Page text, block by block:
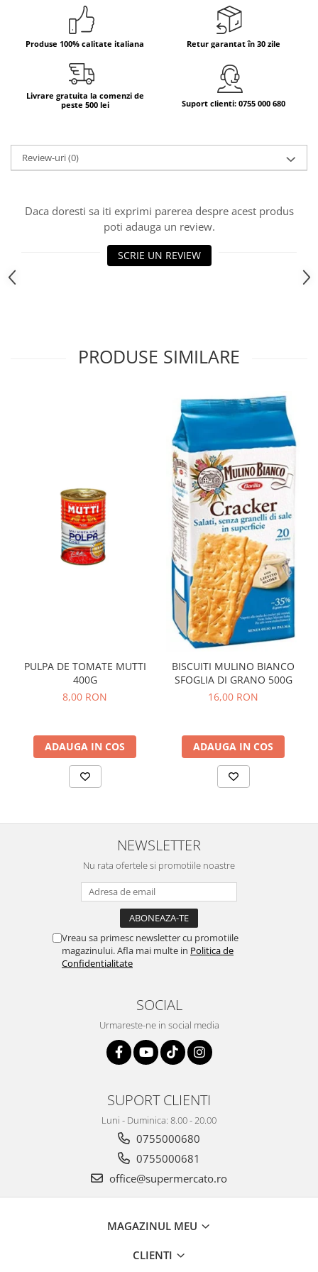
Bere italiana
Vinuri italiene
Sucuri si bauturi racoritoare
Pandoro si Balocco
Produse fara gluten
Produse de patiserie
Produse 100% calitate italiana Retur garantat în 30 zile
Livrare gratuita la comenzi de
peste 500 lei
Suport clienti: 0755 000 680
Review-uri(0)
Daca doresti sa iti exprimi parerea despre acest produs
poti adauga un review.
SCRIE UN REVIEW
PRODUSE SIMILARE
PULPA DE TOMATE MUTTI
400G
8,00 RON
ADAUGA IN COS
BISCUITI MULINO BIANCO
SFOGLIA DI GRANO 500G
16,00 RON
ADAUGA IN COS
NEWSLETTER
Nu rata ofertele si promotiile noastre
Vreau sa primesc newsletter cu promotiile
magazinului. Afla mai multe in Politica de
Confidentialitate
SOCIAL
Urmareste-ne in social media
SUPORT CLIENTI
Luni - Duminica: 8.00 - 20.00
0755000680
0755000681
office@supermercato.ro
MAGAZINUL MEU
CLIENTI